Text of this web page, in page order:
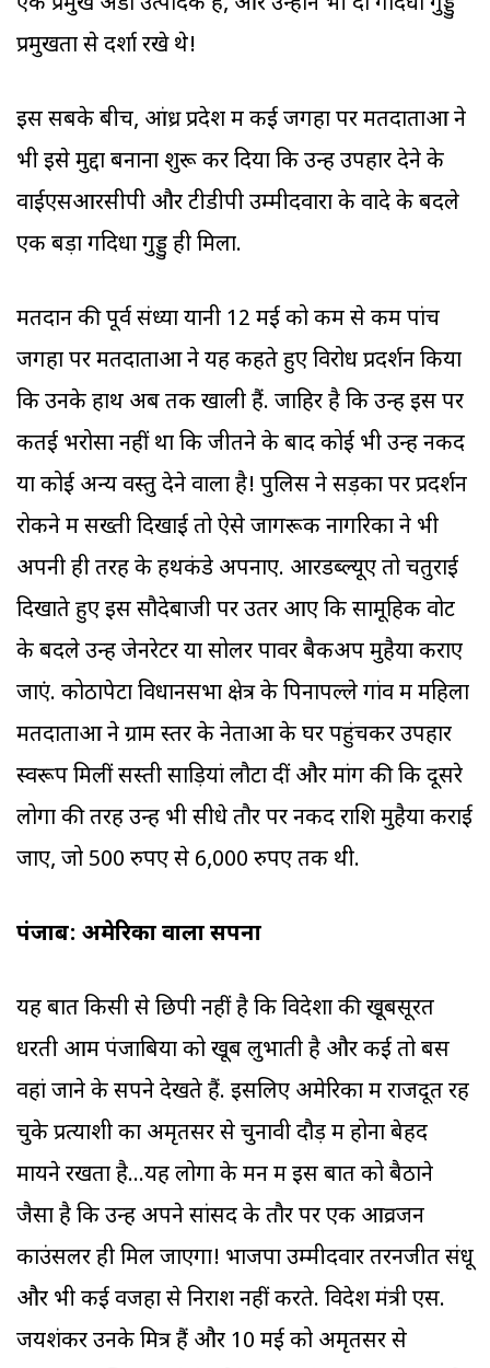
प्रमुखता से दर्शा रखे थे!
इस सबके बीच, आंध्र प्रदेश में कई जगहों पर मतदाताओं ने
भी इसे मुद्दा बनाना शुरू कर दिया कि उन्हें उपहार देने के
वाईएसआरसीपी और टीडीपी उम्मीदवारों के वादे के बदले
एक बड़ा गदिधा गुड्डु ही मिला.
मतदान की पूर्व संध्या यानी 12 मई को कम से कम पांच
जगहों पर मतदाताओं ने यह कहते हुए विरोध प्रदर्शन किया
कि उनके हाथ अब तक खाली हैं. जाहिर है कि उन्हें इस पर
कतई भरोसा नहीं था कि जीतने के बाद कोई भी उन्हें नकद
या कोई अन्य वस्तु देने वाला है! पुलिस ने सड़कों पर प्रदर्शन
रोकने में सख्ती दिखाई तो ऐसे जागरूक नागरिकों ने भी
अपनी ही तरह के हथकंडे अपनाए. आरडब्ल्यूए तो चतुराई
दिखाते हुए इस सौदेबाजी पर उतर आए कि सामूहिक वोट
के बदले उन्हें जेनरेटर या सोलर पावर बैकअप मुहैया कराए
जाएं. कोठापेटा विधानसभा क्षेत्र के पिनापल्ले गांव में महिला
मतदाताओं ने ग्राम स्तर के नेताओं के घर पहुंचकर उपहार
स्वरूप मिलीं सस्ती साड़ियां लौटा दीं और मांग की कि दूसरे
लोगों की तरह उन्हें भी सीधे तौर पर नकद राशि मुहैया कराई
जाए, जो 500 रुपए से 6,000 रुपए तक थी.
पंजाब: अमेरिका वाला सपना
यह बात किसी से छिपी नहीं है कि विदेशों की खूबसूरत
धरती आम पंजाबियों को खूब लुभाती है और कई तो बस
वहां जाने के सपने देखते हैं. इसलिए अमेरिका में राजदूत रह
चुके प्रत्याशी का अमृतसर से चुनावी दौड़ में होना बेहद
मायने रखता है...यह लोगों के मन में इस बात को बैठाने
जैसा है कि उन्हें अपने सांसद के तौर पर एक आव्रजन
काउंसलर ही मिल जाएगा! भाजपा उम्मीदवार तरनजीत संधू
और भी कई वजहों से निराश नहीं करते. विदेश मंत्री एस.
जयशंकर उनके मित्र हैं और 10 मई को अमृतसर से